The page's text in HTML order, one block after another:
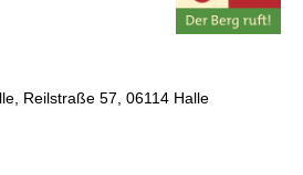
Reilstraße 57, 06114 Halle